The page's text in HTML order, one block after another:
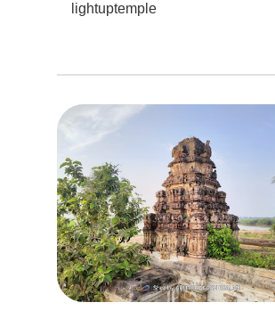
lightuptemple